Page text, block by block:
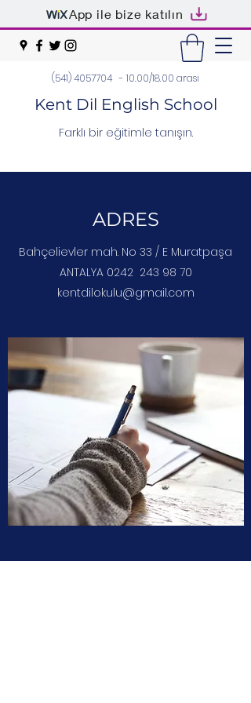
App ile bize katılın
(541) 4057704 - 10.00/18.00 arası
Kent Dil English School
Farklı bir eğitimle tanışın.
ADRES
Bahçelievler mah. No 33 / E Muratpaşa
ANTALYA 0242 243 98 70
kentdilokulu@gmail.com